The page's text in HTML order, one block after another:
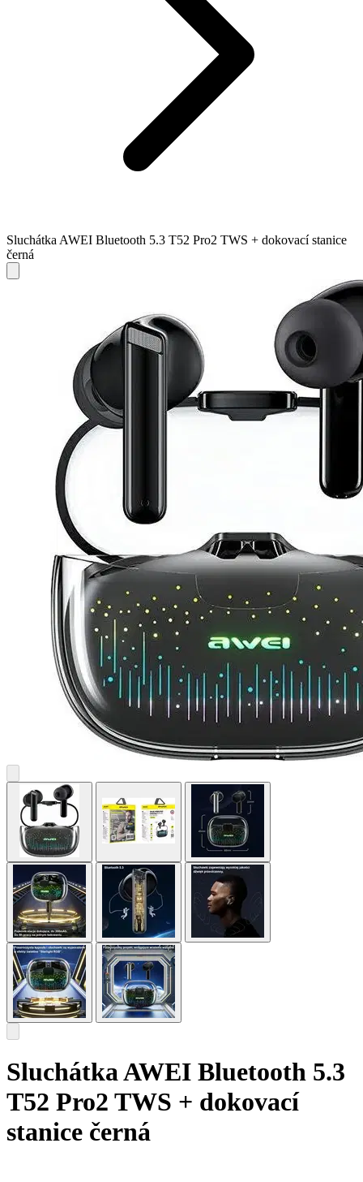
Sluchátka AWEI Bluetooth 5.3 T52 Pro2 TWS + dokovací stanice
černá
Sluchátka AWEI Bluetooth 5.3
T52 Pro2 TWS + dokovací
stanice černá